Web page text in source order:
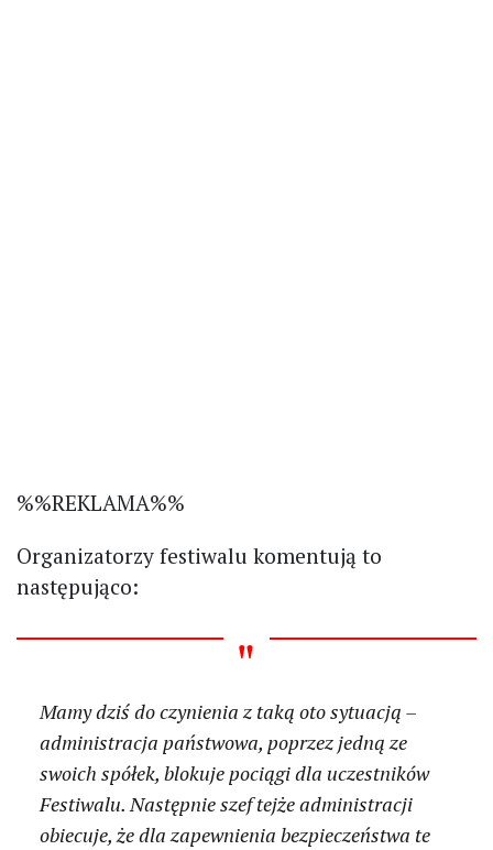
%%REKLAMA%%
Organizatorzy festiwalu komentują to
następująco:
Mamy dziś do czynienia z taką oto sytuacją –
administracja państwowa, poprzez jedną ze
swoich spółek, blokuje pociągi dla uczestników
Festiwalu. Następnie szef tejże administracji
obiecuje, że dla zapewnienia bezpieczeństwa te